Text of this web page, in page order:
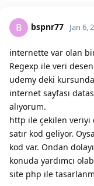
B bspnr77 Jan 6,
internette var olan
Regexp ile veri
udemy deki
internet sayfası
alıyorum.
http ile çekilen veriyi
satır kod geliyor.
kod var. Ondan
konuda yardımcı
site php ile